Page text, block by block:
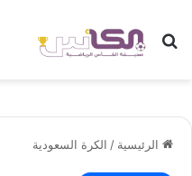
بحث عن
الرئيسية / الكرة السعودية